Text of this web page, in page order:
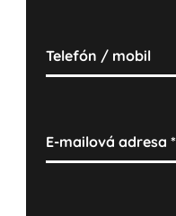
Telefón / mobil
E-mailová adresa*